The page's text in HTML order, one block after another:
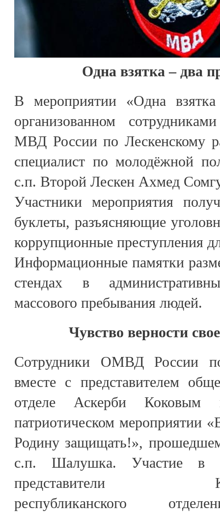
Одна взятка – два
В мероприятии «Одна
организованном
МВД России по Лескенскому
специалист по молодёжной
с.п. Второй Лескен Ахмед
Участники мероприятия
буклеты, разъясняющие
коррупционные преступления
Информационные памятки
стендах в
массового пребывания людей.
Чувство верности
Сотрудники ОМВД России
вместе с представителем
отделе Аскерби Коковым
патриотическом мероприятии
Родину защищать!»,
с.п. Шалушка. Участие в
представители
республиканского